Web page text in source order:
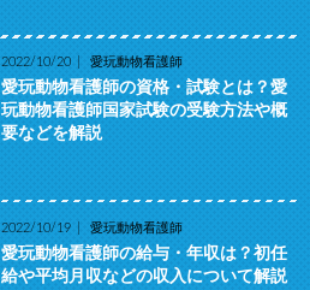
2022/10/20 愛玩動物看護師
愛玩動物看護師の資格・試験とは？愛
玩動物看護師国家試験の受験方法や概
要などを解説
2022/10/19 愛玩動物看護師
愛玩動物看護師の給与・年収は？初任
給や平均月収などの収入について解説